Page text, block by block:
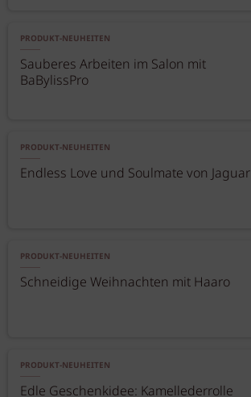
PRODUKT-NEUHEITEN
Sauberes Arbeiten im Salon mit
BaBylissPro
PRODUKT-NEUHEITEN
Endless Love und Soulmate von Jaguar
PRODUKT-NEUHEITEN
Schneidige Weihnachten mit Haaro
PRODUKT-NEUHEITEN
Edle Geschenkidee: Kamellederrolle